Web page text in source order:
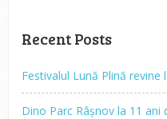
Recent Posts
Festivalul Lună Plină revine
Dino Parc Râșnov la 11 ani